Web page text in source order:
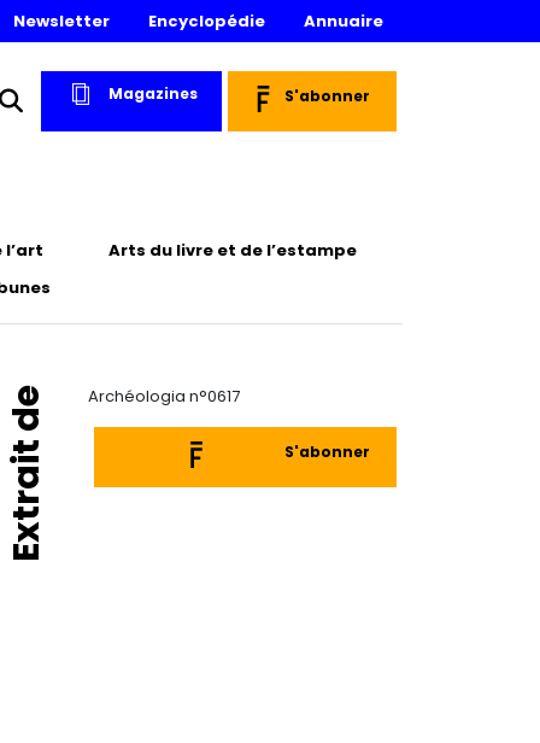
Newsletter Encyclopédie Annuaire
Magazines S'abonner
l’art
Arts du livre et de l’estampe
Extrait de Archéologia n°0617
S'abonner